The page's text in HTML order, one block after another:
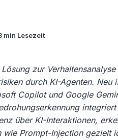
min Lesezeit
zur
durch KI-Agenten. Neu
Copilot und Google
über KI-Interaktionen,
wie Prompt-Injection gezielt